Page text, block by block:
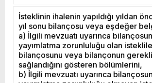
İsteklinin ihalenin yapıldığı yıldan
yıl sonu bilançosu veya eşdeğer
a) İlgili mevzuatı uyarınca
yayımlatma zorunluluğu olan
bilançosunu veya bilançonun
sağlandığını gösteren bölümlerini,
b) İlgili mevzuatı uyarınca